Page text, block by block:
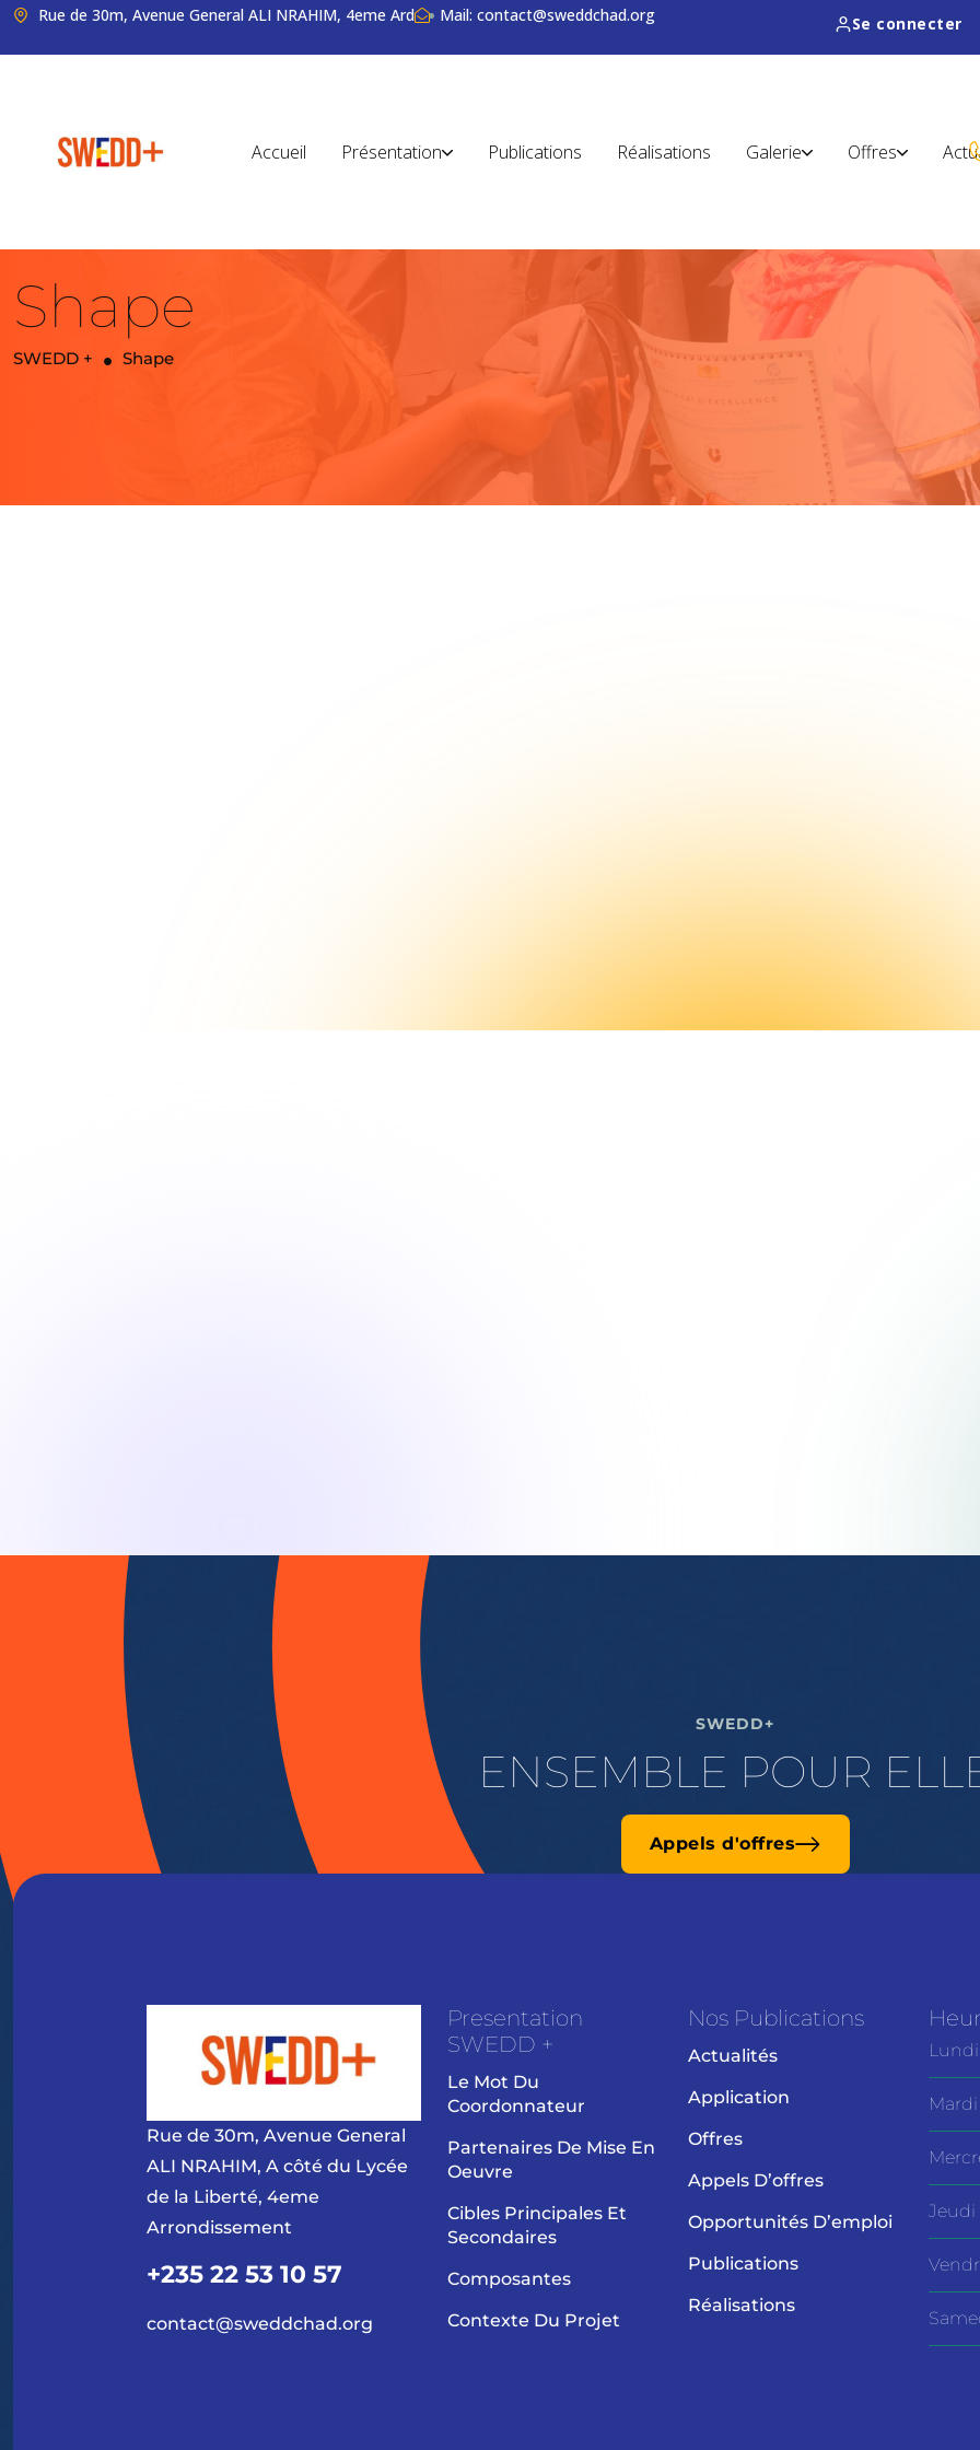
Rue de 30m, Avenue General ALI NRAHIM, 4eme Ard Mail: contact@sweddchad.org Se connecter
Accueil Présentation Publications Réalisations Galerie Offres
Shape
SWEDD + Shape
SWEDD+
ENSEMBLE POUR
Appels d'offres
Rue de 30m, Avenue General
ALI NRAHIM, A côté du Lycée
de la Liberté, 4eme
Arrondissement
+235 22 53 10 57
contact@sweddchad.org
Presentation
SWEDD +
Le Mot Du
Coordonnateur
Partenaires De Mise En
Oeuvre
Cibles Principales Et
Secondaires
Composantes
Contexte Du Projet
Nos Publications
Actualités
Application
Offres
Appels D’offres
Opportunités D’emploi
Publications
Réalisations
Lundi
Mardi
Jeudi